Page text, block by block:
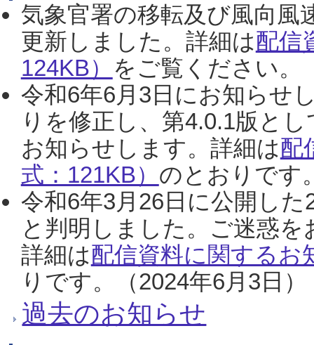
気象官署の移転及び風向風
更新しました。詳細は配信
124KB） をご覧ください。
令和6年6月3日にお知らせ
りを修正し、第4.0.1版と
お知らせします。詳細は配
式：121KB） のとおりです
令和6年3月26日に公開し
と判明しました。ご迷惑
詳細は配信資料に関するお
りです。（2024年6月3日）
過去のお知らせ